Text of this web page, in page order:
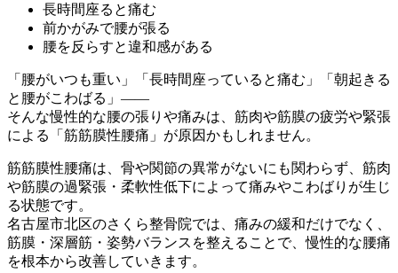
長時間座ると痛む
前かがみで腰が張る
腰を反らすと違和感がある
「腰がいつも重い」「長時間座っていると痛む」「朝起きる
と腰がこわばる」――
そんな慢性的な腰の張りや痛みは、筋肉や筋膜の疲労や緊張
による「筋筋膜性腰痛」が原因かもしれません。
筋筋膜性腰痛は、骨や関節の異常がないにも関わらず、筋肉
や筋膜の過緊張・柔軟性低下によって痛みやこわばりが生じ
る状態です。
名古屋市北区のさくら整骨院では、痛みの緩和だけでなく、
筋膜・深層筋・姿勢バランスを整えることで、慢性的な腰痛
を根本から改善していきます。